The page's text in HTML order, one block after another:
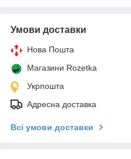
Умови доставки
Нова Пошта
Магазини Rozetka
Укрпошта
Адресна доставка
Всі умови доставки